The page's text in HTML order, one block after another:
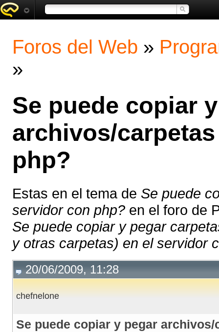
Foros del Web »
»
Se puede copiar
archivos/
php?
Estas en el tema de Se puede
servidor con php? en el foro de
Se puede copiar y pegar
y otras carpetas) en el servidor
20/06/2009, 11:28
chefnelone
Se puede copiar y pegar